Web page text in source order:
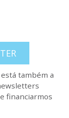
também a
financiarmos